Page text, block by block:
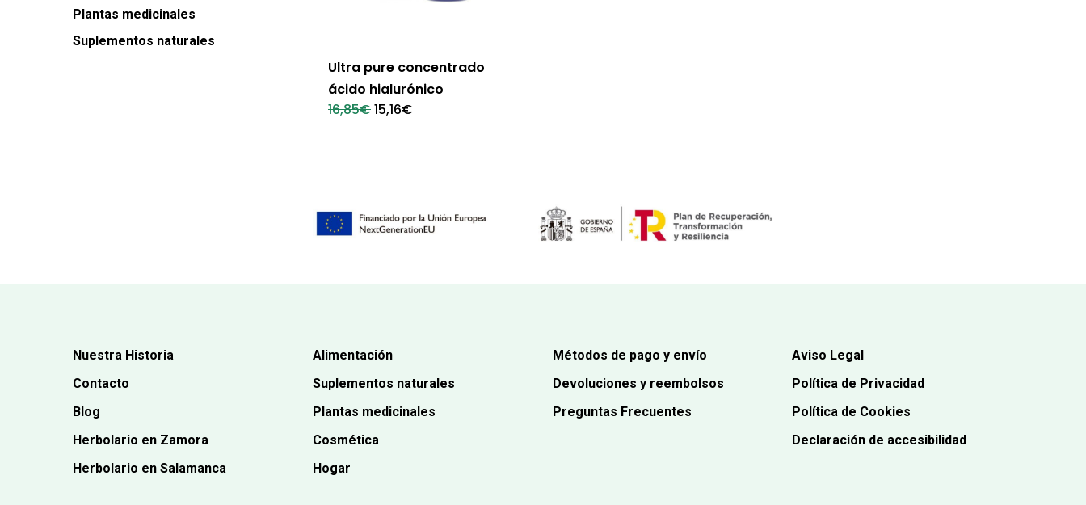
Plantas medicinales
Suplementos naturales
Ultra pure concentrado
ácido hialurónico
16,85€El
precio
15,16€
Nuestra Historia
Contacto
Blog
Herbolario en Zamora
Herbolario en Salamanca
Alimentación
Suplementos naturales
Plantas medicinales
Cosmética
Hogar
Métodos de pago y envío
Devoluciones y reembolsos
Preguntas Frecuentes
Aviso Legal
Política de Privacidad
Política de Cookies
Declaración de accesibilidad